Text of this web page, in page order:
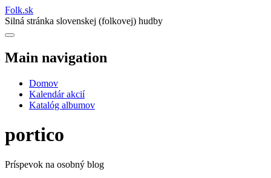
Folk.sk
Silná stránka slovenskej (folkovej) hudby
Main navigation
Domov
Kalendár akcií
Katalóg albumov
portico
Príspevok na osobný blog